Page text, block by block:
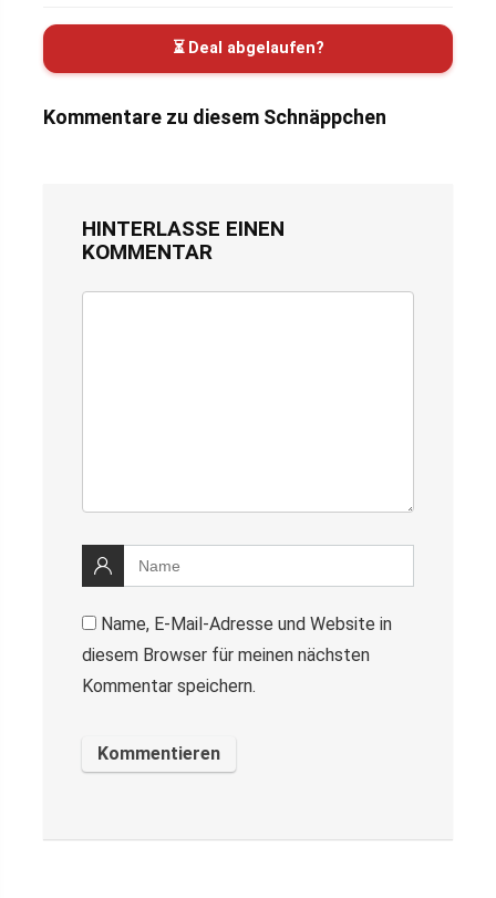
⏳ Deal abgelaufen?
Kommentare zu diesem Schnäppchen
HINTERLASSE EINEN
KOMMENTAR
Name, E-Mail-Adresse und Website in
diesem Browser für meinen nächsten
Kommentar speichern.